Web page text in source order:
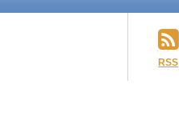
RSS